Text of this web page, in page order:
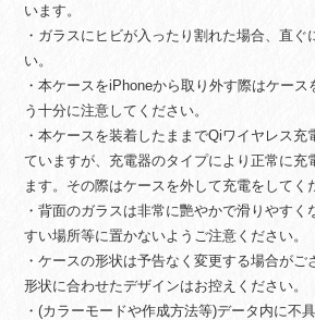
います。
・ガラスにヒビが入ったり割れた場合、直ぐ
い。
・本ケースをiPhoneから取り外す際はケース
う十分に注意してください。
・本ケースを装着したままでQiワイヤレス充
ていますが、充電器のタイプにより正常に充
ます。その際はケースを外して充電をしてく
・背面のガラスは非常に艷やかで滑りやす
すい場所等に置かないようご注意ください。
・ケースの形状は予告なく変更する場合が
形状に合わせたデザインはお控えください。
・(カラーモードや作成方法等)データ内に不